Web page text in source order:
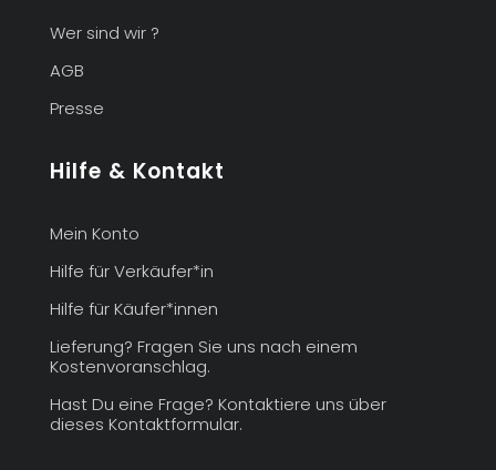
Wer sind wir ?
AGB
Presse
Hilfe & Kontakt
Mein Konto
Hilfe für Verkäufer*in
Hilfe für Käufer*innen
Lieferung? Fragen Sie uns nach einem
Kostenvoranschlag.
Hast Du eine Frage? Kontaktiere uns über
dieses Kontaktformular.